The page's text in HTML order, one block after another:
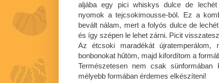
aljába egy pici whiskys dulce de lechét
nyomok a tejcsokimousse-ból. Ez a
bevált nálam, mert a folyós dulce de
és így szépen le lehet zárni. Picit
Az étcsoki maradékát
bonbonokat hűtöm, majd kifordítom a
Természetesen nem csak sünformában
mélyebb formában érdemes elkészíteni!